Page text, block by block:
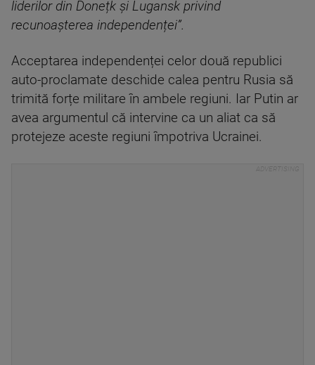
liderilor din Donețk și Lugansk privind
recunoașterea independenței”.
Acceptarea independenței celor două republici
auto-proclamate deschide calea pentru Rusia să
trimită forțe militare în ambele regiuni. Iar Putin ar
avea argumentul că intervine ca un aliat ca să
protejeze aceste regiuni împotriva Ucrainei.